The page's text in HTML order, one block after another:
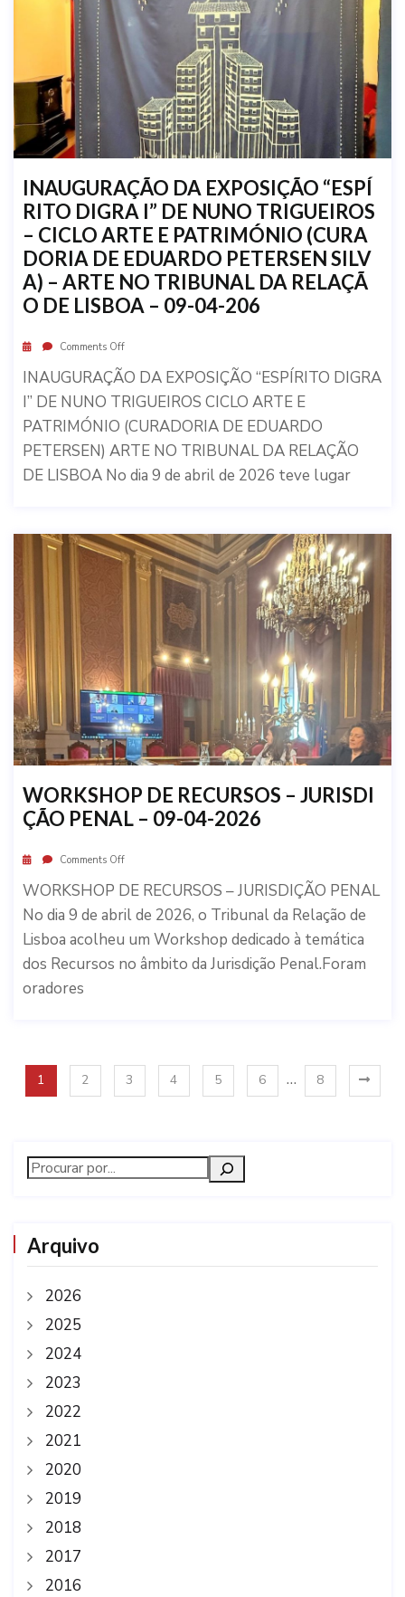
INAUGURAÇÃO DA EXPOSIÇÃO “ESPÍ
RITO DIGRA I” DE NUNO TRIGUEIROS
– CICLO ARTE E PATRIMÓNIO (CURA
DORIA DE EDUARDO PETERSEN SILV
A) – ARTE NO TRIBUNAL DA RELAÇÃ
O DE LISBOA – 09-04-206
Comments Off
INAUGURAÇÃO DA EXPOSIÇÃO “ESPÍRITO DIGRA
I” DE NUNO TRIGUEIROS CICLO ARTE E
PATRIMÓNIO (CURADORIA DE EDUARDO
PETERSEN) ARTE NO TRIBUNAL DA RELAÇÃO
DE LISBOA No dia 9 de abril de 2026 teve lugar
WORKSHOP DE RECURSOS – JURISDI
ÇÃO PENAL – 09-04-2026
Comments Off
WORKSHOP DE RECURSOS – JURISDIÇÃO PENAL
No dia 9 de abril de 2026, o Tribunal da Relação de
Lisboa acolheu um Workshop dedicado à temática
dos Recursos no âmbito da Jurisdição Penal.Foram
oradores
1 2 3 4 5 6 … 8
Arquivo
2026
2025
2024
2023
2022
2021
2020
2019
2018
2017
2016